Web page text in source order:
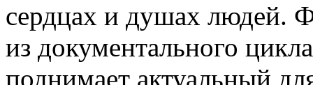
сердцах и душах людей.
из документального
поднимает актуальный